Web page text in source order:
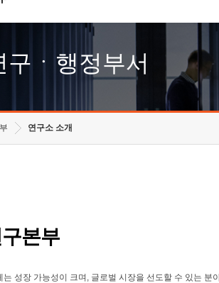
객의소리
의계약 현황
구ㆍ행정부서
연구소 소개
본부
는 성장 가능성이 크며, 글로벌 시장을 선도할 수 있는